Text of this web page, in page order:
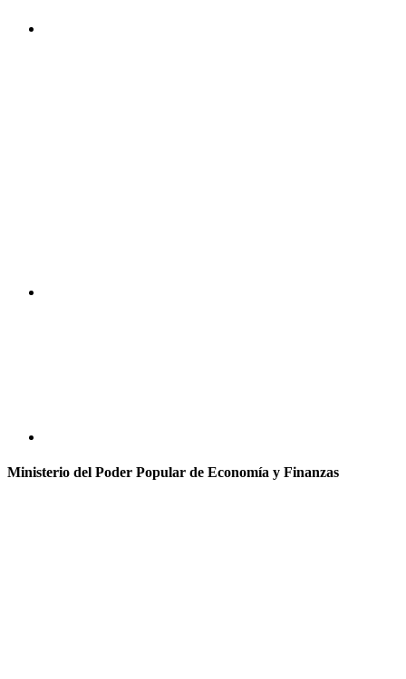
Ministerio del Poder Popular de Economía y Finanzas